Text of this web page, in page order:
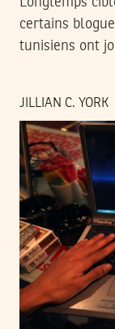
certains
tunisiens ont
JILLIAN C. YORK